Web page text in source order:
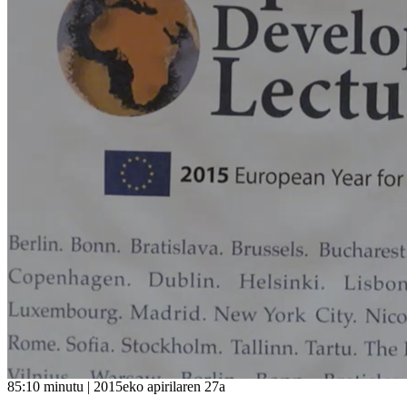
85:10 minutu | 2015eko apirilaren 27a